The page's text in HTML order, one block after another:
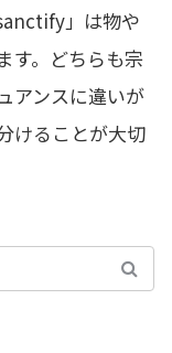
」は物や
す。どちらも宗
アンスに違いが
けることが大切